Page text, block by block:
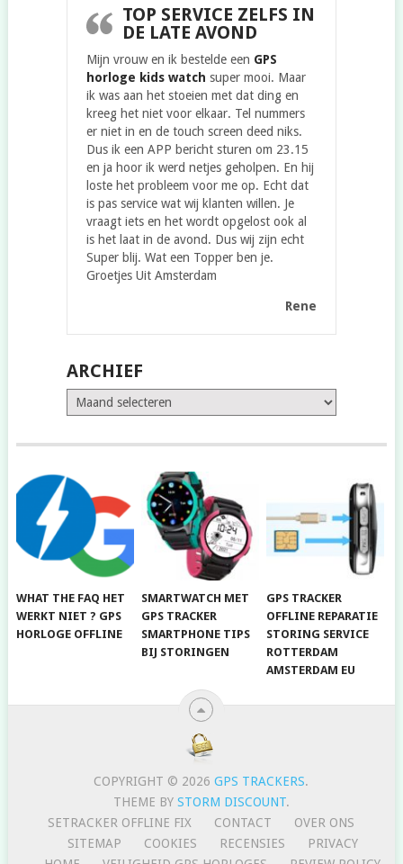
TOP SERVICE ZELFS IN
DE LATE AVOND
Mijn vrouw en ik bestelde een GPS
horloge kids watch super mooi. Maar
ik was aan het stoeien met dat ding en
kreeg het niet voor elkaar. Tel nummers
er niet in en de touch screen deed niks.
Dus ik een APP bericht sturen om 23.15
en ja hoor ik werd netjes geholpen. En hij
loste het probleem voor me op. Echt dat
is pas service wat wij klanten willen. Je
vraagt iets en het wordt opgelost ook al
is het laat in de avond. Dus wij zijn echt
Super blij. Wat een Topper ben je.
Groetjes Uit Amsterdam
Rene
ARCHIEF
Archief
WHAT THE FAQ HET
WERKT NIET ? GPS
HORLOGE OFFLINE
SMARTWATCH MET
GPS TRACKER
SMARTPHONE TIPS
BIJ STORINGEN
GPS TRACKER
OFFLINE REPARATIE
STORING SERVICE
ROTTERDAM
AMSTERDAM EU
COPYRIGHT © 2026GPS TRACKERS.
THEME BY STORM DISCOUNT.
SETRACKER OFFLINE FIX
CONTACT
OVER ONS
SITEMAP
COOKIES RECENSIES
PRIVACY